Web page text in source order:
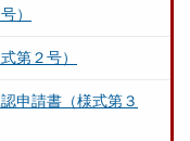
）
第２号）
申請書（様式第３